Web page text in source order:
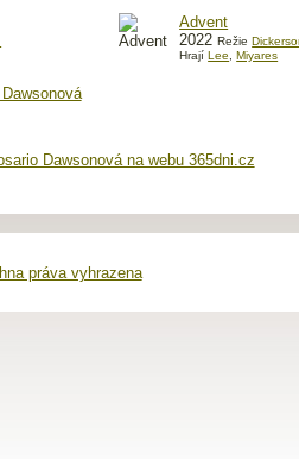
Advent
2022Režie
HrajíLee ,Miyares
Dawsonová na webu 365dni.cz
práva vyhrazena